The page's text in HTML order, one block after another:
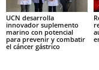
UCN desarrolla
innovador suplemento
marino con potencial
para prevenir y combatir
el cáncer gástrico